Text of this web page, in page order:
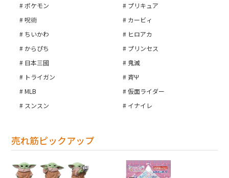
ポケモン
プリキュア
呪術
カービィ
ちいかわ
ヒロアカ
からぴち
プリンセス
日本三國
鬼滅
トライガン
斉Ψ
MLB
仮面ライダー
スンスン
イナイレ
売れ筋ピックアップ